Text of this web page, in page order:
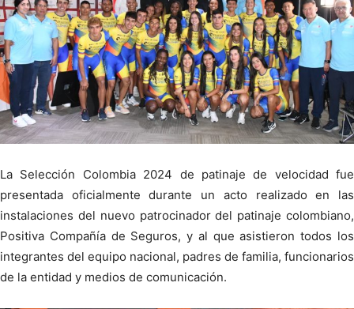
La Selección Colombia 2024 de patinaje de velocidad fue
presentada oficialmente durante un acto realizado en las
instalaciones del nuevo patrocinador del patinaje colombiano,
Positiva Compañía de Seguros, y al que asistieron todos los
integrantes del equipo nacional, padres de familia, funcionarios
de la entidad y medios de comunicación.